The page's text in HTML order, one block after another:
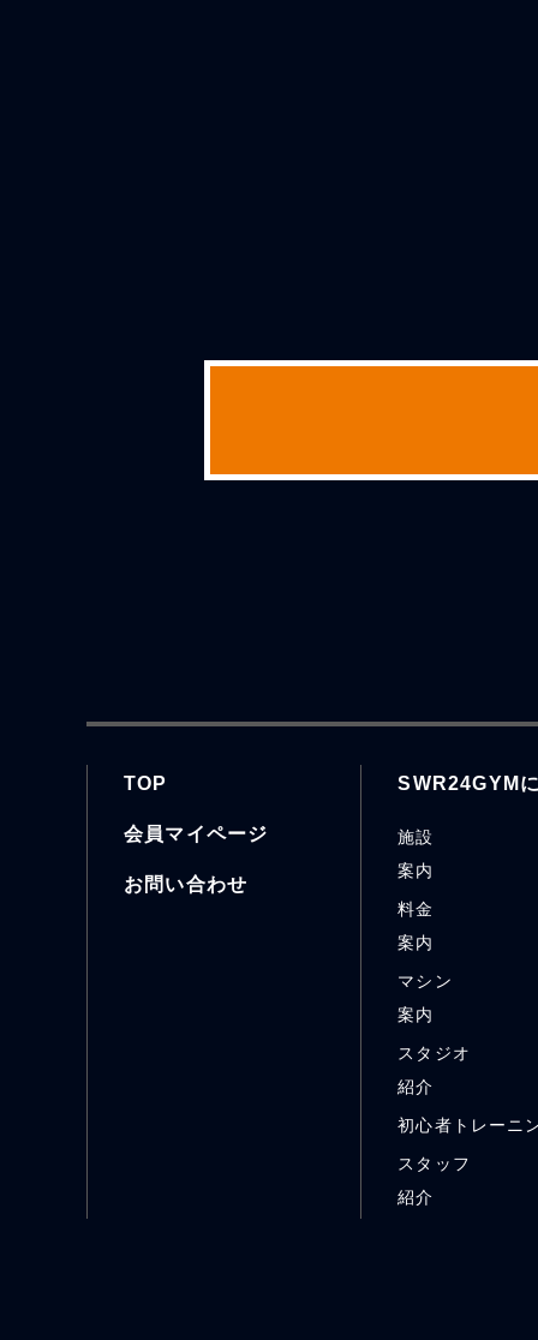
TOP
会員マイページ
お問い合わせ
SWR24GYM
施設
案内
料金
案内
マシン
案内
スタジオ
紹介
初心者トレーニ
スタッフ
紹介